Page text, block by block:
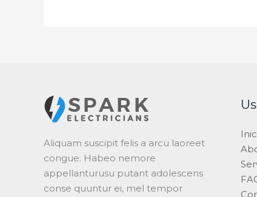
Aliquam suscipit felis a arcu laoreet
congue. Habeo nemore
appellanturusu putant adolescens
conse quuntur ei, mel tempor